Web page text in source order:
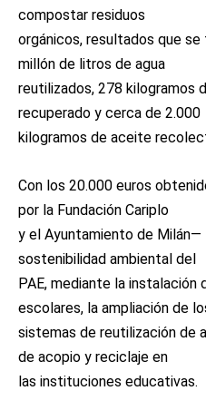
compostar residuos
orgánicos, resultados que se
millón de litros de agua
reutilizados, 278 kilogramos
recuperado y cerca de 2.000
kilogramos de aceite
Con los 20.000 euros
por la Fundación Cariplo
y el Ayuntamiento de
sostenibilidad ambiental del
PAE, mediante la
escolares, la ampliación de
sistemas de reutilización de
de acopio y reciclaje en
las instituciones educativas.